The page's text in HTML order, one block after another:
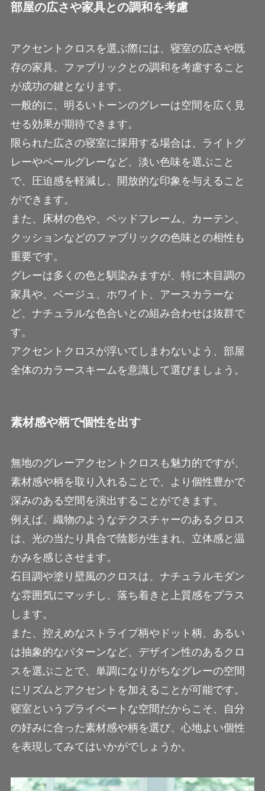
部屋の広さや家具との調和を考慮
アクセントクロスを選ぶ際には、寝室の広さや既
存の家具、ファブリックとの調和を考慮すること
が成功の鍵となります。
一般的に、明るいトーンのグレーは空間を広く見
せる効果が期待できます。
限られた広さの寝室に採用する場合は、ライトグ
レーやペールグレーなど、淡い色味を選ぶこと
で、圧迫感を軽減し、開放的な印象を与えること
ができます。
また、床材の色や、ベッドフレーム、カーテン、
クッションなどのファブリックの色味との相性も
重要です。
グレーは多くの色と馴染みますが、特に木目調の
家具や、ベージュ、ホワイト、アースカラーな
ど、ナチュラルな色合いとの組み合わせは抜群で
す。
アクセントクロスが浮いてしまわないよう、部屋
全体のカラースキームを意識して選びましょう。
素材感や柄で個性を出す
無地のグレーアクセントクロスも魅力的ですが、
素材感や柄を取り入れることで、より個性豊かで
深みのある空間を演出することができます。
例えば、織物のようなテクスチャーのあるクロス
は、光の当たり具合で陰影が生まれ、立体感と温
かみを感じさせます。
石目調や塗り壁風のクロスは、ナチュラルモダン
な雰囲気にマッチし、落ち着きと上質感をプラス
します。
また、控えめなストライプ柄やドット柄、あるい
は抽象的なパターンなど、デザイン性のあるクロ
スを選ぶことで、単調になりがちなグレーの空間
にリズムとアクセントを加えることが可能です。
寝室というプライベートな空間だからこそ、自分
の好みに合った素材感や柄を選び、心地よい個性
を表現してみてはいかがでしょうか。